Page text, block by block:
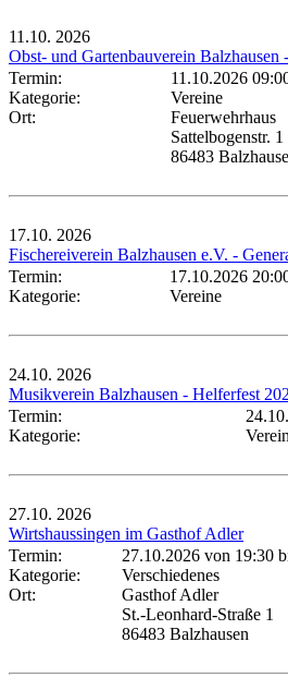
11.10. 2026
Obst- und Gartenbauverein Balzhausen
Termin:
11.10.2026
Kategorie:
Vereine
Ort:
Feuerwehrhaus
Sattelbogenstr. 1
86483
17.10. 2026
Fischereiverein Balzhausen e.V. -
Termin:
17.10.2026
Kategorie:
Vereine
24.10. 2026
Musikverein Balzhausen - Helferfest
Termin:
Kategorie:
27.10. 2026
Wirtshaussingen im Gasthof Adler
Termin:
27.10.2026 von 19:30
Kategorie:
Verschiedenes
Ort:
Gasthof Adler
St.-Leonhard-Straße 1
86483 Balzhausen